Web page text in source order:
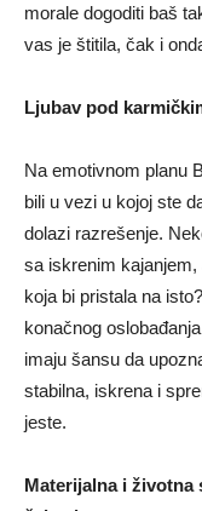
morale dogoditi baš
vas je štitila, čak i
Ljubav pod
Na emotivnom planu
bili u vezi u kojoj ste
dolazi razrešenje.
sa iskrenim kajanjem,
koja bi pristala na
konačnog
imaju šansu da
stabilna, iskrena i
jeste.
Materijalna i životna